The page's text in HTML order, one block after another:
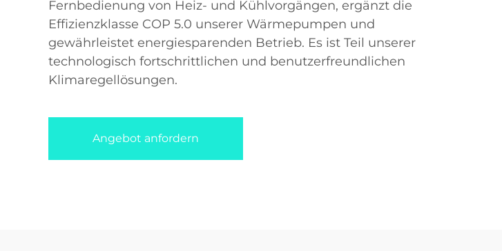
Fernbedienung von Heiz- und Kühlvorgängen, ergänzt die
Effizienzklasse COP 5.0 unserer Wärmepumpen und
gewährleistet energiesparenden Betrieb. Es ist Teil unserer
technologisch fortschrittlichen und benutzerfreundlichen
Klimaregellösungen.
Angebot anfordern